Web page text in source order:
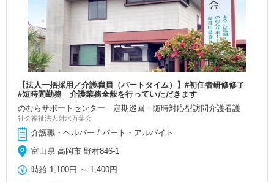
【法人一括採用／介護職員（パートタイム）】#初任者研修修了
#短時間勤務 介護業務全般を行っていただきます
のむらサポートセンター 定期巡回・随時対応型訪問介護看護
社会福祉法人射水万葉会
介護職・ヘルパー / パート・アルバイト
富山県 高岡市 野村846-1
時給 1,100円 ～ 1,400円